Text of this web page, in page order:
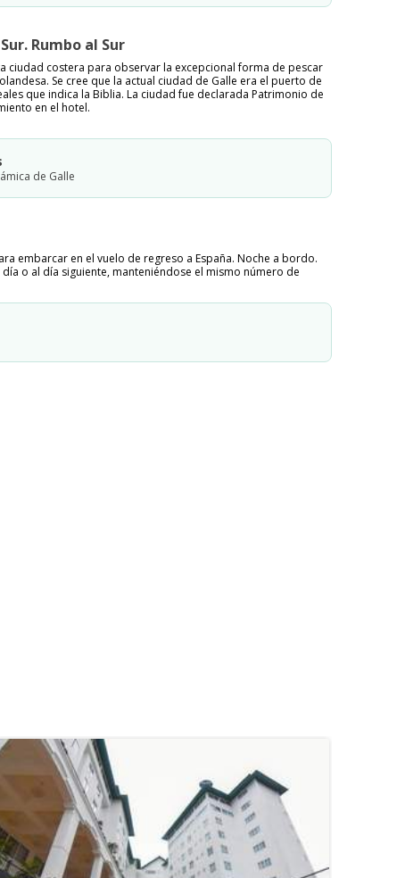
Rumbo al Sur
ciudad costera para observar la excepcional forma de pescar
Se cree que la actual ciudad de Galle era el puerto de
que indica la Biblia. La ciudad fue declarada Patrimonio de
en el hotel.
de Galle
embarcar en el vuelo de regreso a España. Noche a bordo.
o al día siguiente, manteniéndose el mismo número de